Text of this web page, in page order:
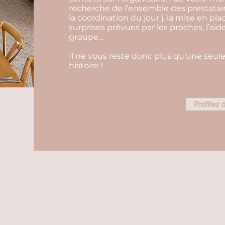
recherche de l’ensemble des
la coordination du jour j, la mise en
surprises prévues par les proches,
groupe…
Il ne vous reste donc plus qu’une
histoire !
Profitez